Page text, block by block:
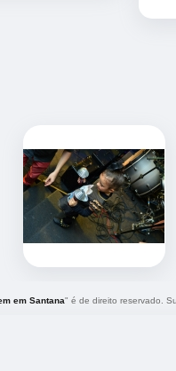
em Santana" é de direito reservado.